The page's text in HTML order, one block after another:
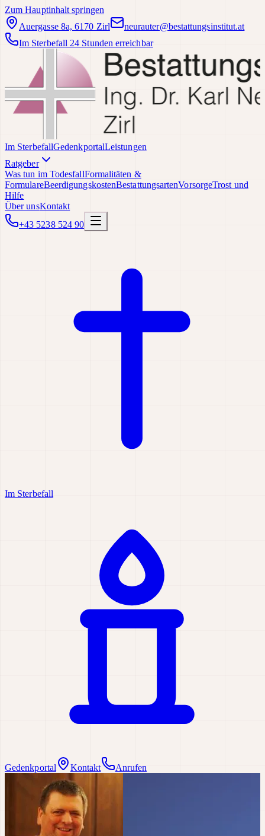
Zum Hauptinhalt springen
Auergasse 8a, 6170 Zirl
neurauter@bestattungsinstitut.at
Im Sterbefall 24 Stunden erreichbar
Im SterbefallGedenkportalLeistungen
Ratgeber
Was tun im TodesfallFormalitäten &
FormulareBeerdigungskostenBestattungsartenVorsorgeTrost und
Hilfe
Über unsKontakt
+43 5238 524 90
Im Sterbefall
Gedenkportal Kontakt Anrufen